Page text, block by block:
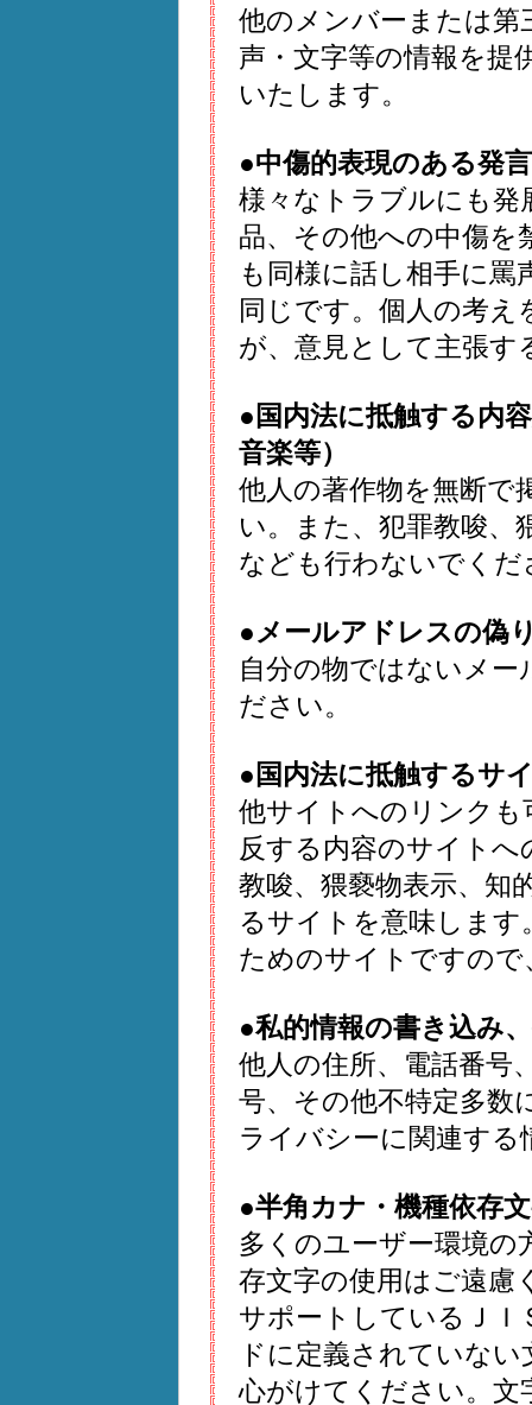
他のメンバーまたは第
声・文字等の情報を提
いたします。
●中傷的表現のある発言
様々なトラブルにも発
品、その他への中傷を
も同様に話し相手に
同じです。個人の考え
が、意見として主張
●国内法に抵触する内
音楽等）
他人の著作物を無断で
い。また、犯罪教唆、
なども行わないでくだ
●メールアドレスの偽
自分の物ではないメ
ださい。
●国内法に抵触するサ
他サイトへのリンクも
反する内容のサイト
教唆、猥褻物表示、知
るサイトを意味しま
ためのサイトですの
●私的情報の書き込み
他人の住所、電話番号
号、その他不特定多数
ライバシーに関連す
●半角カナ・機種依存
多くのユーザー環境の
存文字の使用はご遠慮
サポートしているＪＩ
ドに定義されていな
心がけてください。